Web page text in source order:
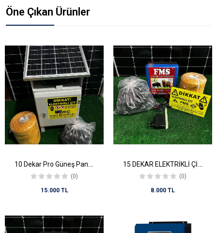
Öne Çıkan Ürünler
10 Dekar Pro Güneş Panelli Set (LİTYUM AKÜLÜ)
(0)
15.000 TL
15 DEKAR ELEKTRİKLİ ÇİT SETİ (ADAPTÖRLÜ)
(0)
8.000 TL